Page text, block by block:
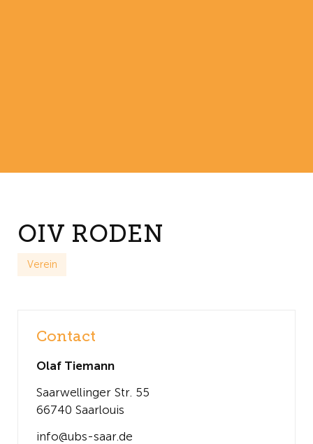
OIV RODEN
Verein
Contact
Olaf Tiemann
Saarwellinger Str. 55
66740 Saarlouis
info@ubs-saar.de